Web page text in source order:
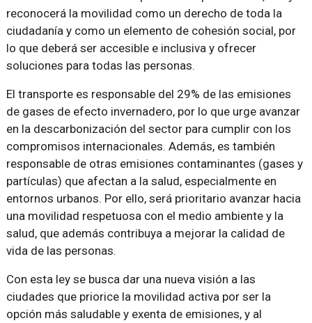
reconocerá la movilidad como un derecho de toda la
ciudadanía y como un elemento de cohesión social, por
lo que deberá ser accesible e inclusiva y ofrecer
soluciones para todas las personas.
El transporte es responsable del 29% de las emisiones
de gases de efecto invernadero, por lo que urge avanzar
en la descarbonización del sector para cumplir con los
compromisos internacionales. Además, es también
responsable de otras emisiones contaminantes (gases y
partículas) que afectan a la salud, especialmente en
entornos urbanos. Por ello, será prioritario avanzar hacia
una movilidad respetuosa con el medio ambiente y la
salud, que además contribuya a mejorar la calidad de
vida de las personas.
Con esta ley se busca dar una nueva visión a las
ciudades que priorice la movilidad activa por ser la
opción más saludable y exenta de emisiones, y al